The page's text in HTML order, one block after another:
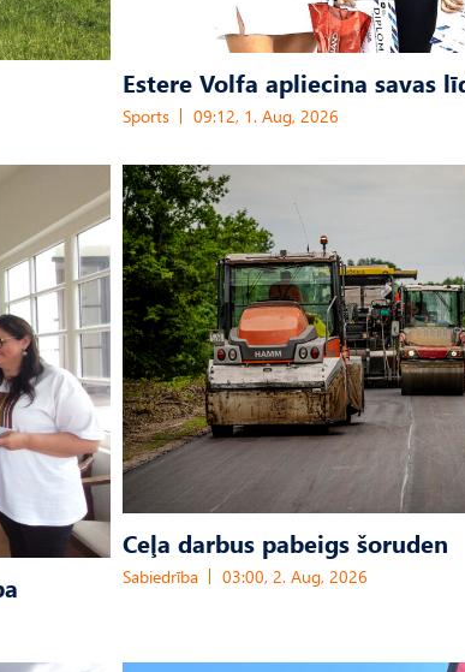
Estere Volfa apliecina savas
Sports 09:12, 1. Aug, 2026
Ceļa darbus pabeigs šoruden
Sabiedrība 03:00, 2. Aug, 2026